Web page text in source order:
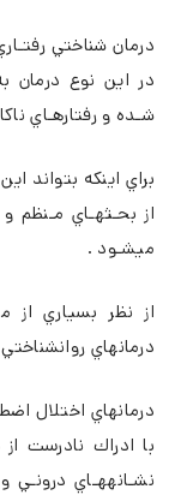
درمان شناختي
در اين نوع درمان
شـده و رفتارهـاي
براي اينكه بتواند
از بحـثهـاي مـنظم
ميشـود .
از نظر بسیاري از
درمانهاي
درمانهاي اختلال
با ادراك نادرست
نشـانههـاي